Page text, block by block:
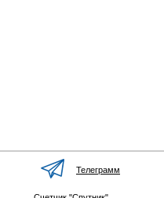
Телеграмм